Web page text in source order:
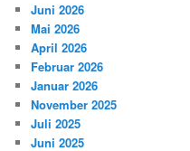
Juni 2026
Mai 2026
April 2026
Februar 2026
Januar 2026
November 2025
Juli 2025
Juni 2025